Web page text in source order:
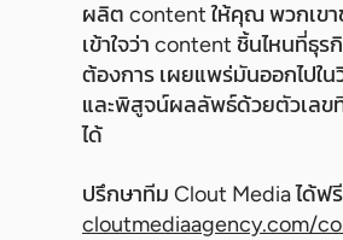
ผลิต content ให้คุณ พวกเข
เข้าใจว่า content ชิ้นไหนที่ธุ
ต้องการ เผยแพร่มันออกไปใ
และพิสูจน์ผลลัพธ์ด้วยตัวเลข
ได้
ปรึกษาทีม Clout Media ได้ฟ
cloutmediaagency.com/